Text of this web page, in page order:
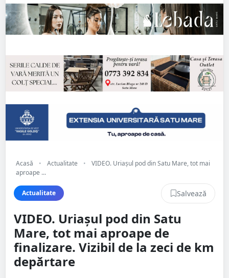
Acasă • Actualitate •
VIDEO. Uriașul pod din Satu Mare, tot mai
aproape ...
Actualitate Salvează
VIDEO. Uriașul pod din Satu
Mare, tot mai aproape de
finalizare. Vizibil de la zeci de km
depărtare